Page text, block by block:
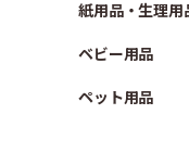
紙用品・生理用
ベビー用品
ペット用品